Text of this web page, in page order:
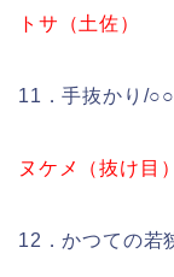
トサ（土佐）
11．手抜かり/
ヌケメ（抜け目）
12．かつての若